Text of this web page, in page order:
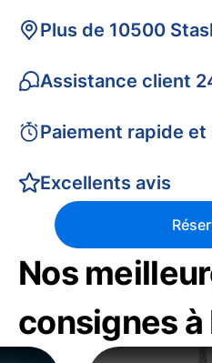
Plus de 10500
Assistance client
Paiement rapide
Excellents avis
Nos
consignes